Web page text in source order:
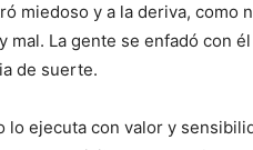
miedoso y a la deriva, como
mal. La gente se enfadó con
de suerte.
lo ejecuta con valor y